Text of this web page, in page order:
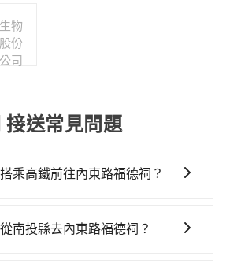
物
份
司
接送常見問題
乘高鐵前往內東路福德祠？
往高鐵站！不過從最早一班車06:36
南投縣去內東路福德祠？